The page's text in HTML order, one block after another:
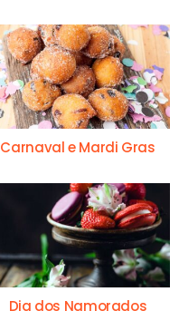
Carnaval e Mardi Gras
Dia dos Namorados